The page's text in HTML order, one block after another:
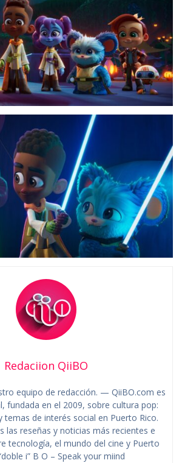
Redaciion QiiBO
equipo de redacción. — QiiBO.com es
fundada en el 2009, sobre cultura pop:
temas de interés social en Puerto Rico.
las reseñas y noticias más recientes e
tecnología, el mundo del cine y Puerto
i” B O – Speak your miind